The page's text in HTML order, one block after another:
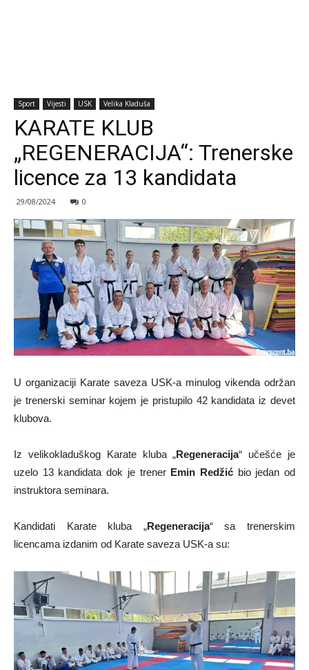
Sport Vijesti USK Velika Kladuša
KARATE KLUB
„REGENERACIJA“: Trenerske
licence za 13 kandidata
29/08/2024 0
U organizaciji Karate saveza USK-a minulog vikenda održan
je trenerski seminar kojem je pristupilo 42 kandidata iz devet
klubova.
Iz velikokladuškog Karate kluba „Regeneracija“ učešće je
uzelo 13 kandidata dok je trener Emin Redžićbio jedan od
instruktora seminara.
Kandidati Karate kluba „Regeneracija“ sa trenerskim
licencama izdanim od Karate saveza USK-a su: